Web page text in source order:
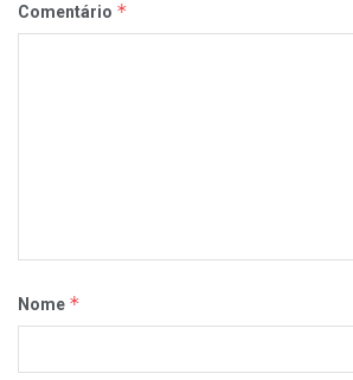
Comentário *
Nome *